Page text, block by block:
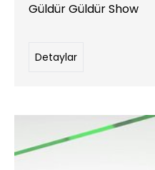
Güldür Güldür Show
Detaylar